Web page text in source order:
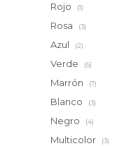
Rojo (1)
Rosa (3)
Azul (2)
Verde (5)
Marrón (7)
Blanco (3)
Negro (4)
Multicolor (3)